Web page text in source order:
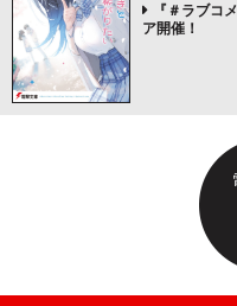
『＃ラブコ
ア開催！